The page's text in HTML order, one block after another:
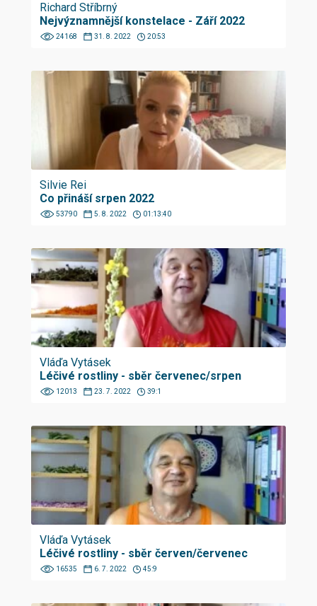
Richard Stříbrný
Nejvýznamnější konstelace - Září 2022
24168 31. 8. 2022 20:53
Silvie Rei
Co přináší srpen 2022
53790 5. 8. 2022 01:13:40
Vláďa Vytásek
Léčivé rostliny - sběr červenec/srpen
12013 23. 7. 2022 39:1
Vláďa Vytásek
Léčivé rostliny - sběr červen/červenec
16535 6. 7. 2022 45:9